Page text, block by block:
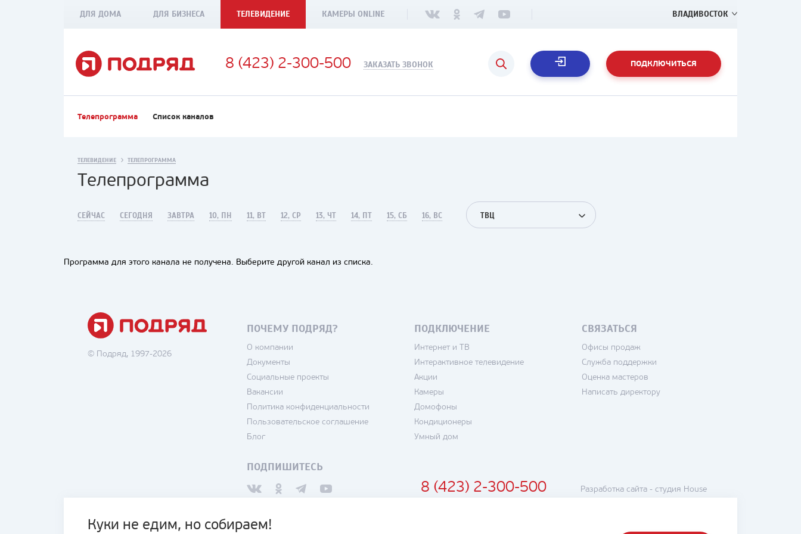
ДЛЯ ДОМА ДЛЯ БИЗНЕСА ТЕЛЕВИДЕНИЕ КАМЕРЫ ONLINE ВЛАДИВОСТОК
8 (423) 2-300-500 ЗАКАЗАТЬ ЗВОНОК ПОДКЛЮЧИТЬСЯ
Телепрограмма Список каналов
Куки не едим, но собираем!
ТЕЛЕВИДЕНИЕ ТЕЛЕПРОГРАММА
Телепрограмма
СЕЙЧАС СЕГОДНЯ ЗАВТРА 10, ПН 11, ВТ 12, СР 13, ЧТ 14, ПТ 15, СБ 16, ВС ТВЦ
Программа для этого канала не получена. Выберите другой канал из списка.
© Подряд, 1997-2026
ПОЧЕМУ ПОДРЯД?
О компании
Документы
Социальные проекты
Вакансии
Политика конфиденциальности
Пользовательское соглашение
Блог
ПОДКЛЮЧЕНИЕ
Интернет и ТВ
Интерактивное телевидение
Акции
Камеры
Домофоны
Кондиционеры
Умный дом
СВЯЗАТЬСЯ
Офисы продаж
Служба поддержки
Оценка мастеров
Написать директору
ПОДПИШИТЕСЬ
8 (423) 2-300-500 Разработка сайта - студия House